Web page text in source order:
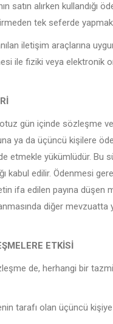
satın alırken kullandığı
tek seferde yapmak
iletişim araçlarına
ile fiziki veya elektronik
gün içinde sözleşme
ya da üçüncü kişilere
yükümlüdür. Bu
kabul edilir. Ödenmesi
ifa edilen payına düşen
diğer mevzuatta
ETKİSİ
de, herhangi bir
tarafı olan üçüncü kişiye